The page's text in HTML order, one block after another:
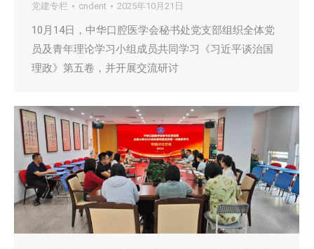
党建专栏 cndent 2025年10月21日
10月14日，中华口腔医学会秘书处党支部组织全体党
员及青年理论学习小组成员共同学习《习近平谈治国
理政》第五卷，并开展交流研讨